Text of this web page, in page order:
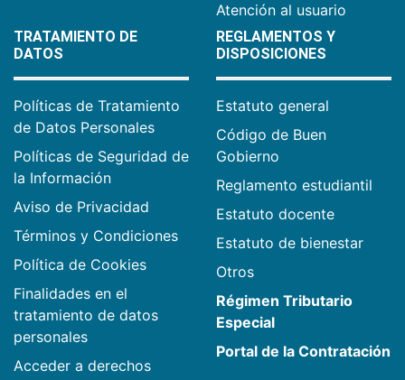
Atención al usuario
TRATAMIENTO DE
DATOS
Políticas de Tratamiento
de Datos Personales
Políticas de Seguridad de
la Información
Aviso de Privacidad
Términos y Condiciones
Política de Cookies
Finalidades en el
tratamiento de datos
personales
Acceder a derechos
REGLAMENTOS Y
DISPOSICIONES
Estatuto general
Código de Buen
Gobierno
Reglamento estudiantil
Estatuto docente
Estatuto de bienestar
Otros
Régimen Tributario
Especial
Portal de la Contratación